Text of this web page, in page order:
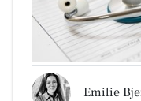
Emilie